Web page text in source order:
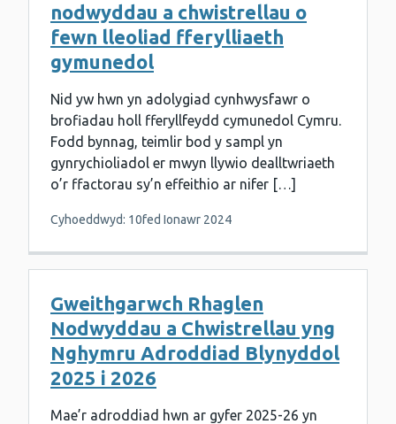
nodwyddau a chwistrellau o
fewn lleoliad fferylliaeth
gymunedol
Nid yw hwn yn adolygiad cynhwysfawr o
brofiadau holl fferyllfeydd cymunedol Cymru.
Fodd bynnag, teimlir bod y sampl yn
gynrychioliadol er mwyn llywio dealltwriaeth
o’r ffactorau sy’n effeithio ar nifer […]
Cyhoeddwyd: 10fed Ionawr 2024
Gweithgarwch Rhaglen
Nodwyddau a Chwistrellau yng
Nghymru Adroddiad Blynyddol
2025 i 2026
Mae’r adroddiad hwn ar gyfer 2025-26 yn